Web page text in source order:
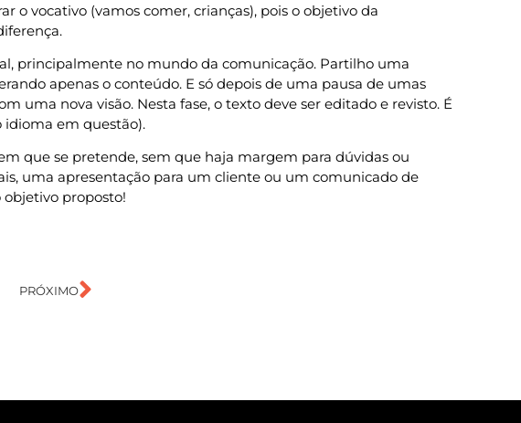
o vocativo (vamos comer, crianças), pois o objetivo da
principalmente no mundo da comunicação. Partilho uma
apenas o conteúdo. E só depois de uma pausa de umas
uma nova visão. Nesta fase, o texto deve ser editado e revisto. É
idioma em questão).
que se pretende, sem que haja margem para dúvidas ou
uma apresentação para um cliente ou um comunicado de
proposto!
PRÓXIMO